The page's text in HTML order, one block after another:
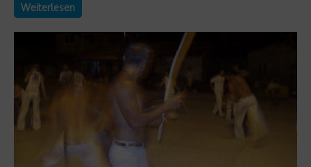
Weiterlesen